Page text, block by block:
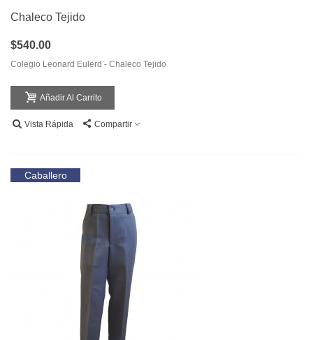
Chaleco Tejido
$540.00
Colegio Leonard Eulerd - Chaleco Tejido
Añadir Al Carrito
Vista Rápida Compartir
Caballero